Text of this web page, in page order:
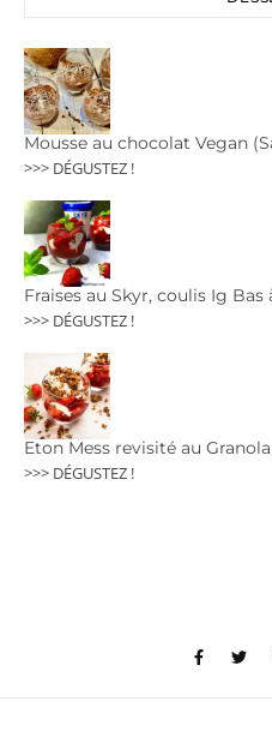
Mousse au chocolat Vegan
>>> DÉGUSTEZ !
Fraises au Skyr, coulis Ig
>>> DÉGUSTEZ !
Eton Mess revisité au
>>> DÉGUSTEZ !